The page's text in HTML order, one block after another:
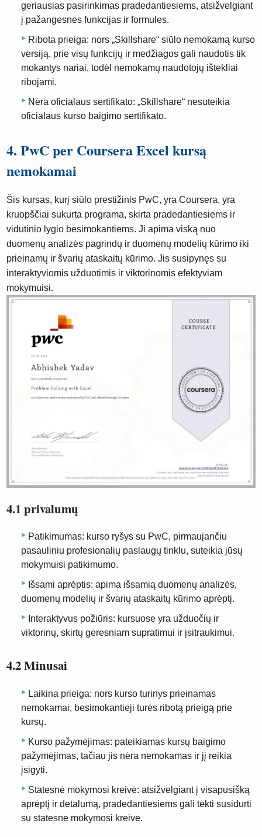
geriausias pasirinkimas pradedantiesiems, atsižvelgiant
į pažangesnes funkcijas ir formules.
Ribota prieiga: nors „Skillshare“ siūlo nemokamą kurso
versiją, prie visų funkcijų ir medžiagos gali naudotis tik
mokantys nariai, todėl nemokamų naudotojų ištekliai
ribojami.
Nėra oficialaus sertifikato: „Skillshare“ nesuteikia
oficialaus kurso baigimo sertifikato.
4. PwC per Coursera Excel kursą
nemokamai
Šis kursas, kurį siūlo prestižinis PwC, yra Coursera, yra
kruopščiai sukurta programa, skirta pradedantiesiems ir
vidutinio lygio besimokantiems. Ji apima viską nuo
duomenų analizės pagrindų ir duomenų modelių kūrimo iki
prieinamų ir švarių ataskaitų kūrimo. Jis susipynęs su
interaktyviomis užduotimis ir viktorinomis efektyviam
mokymuisi.
4.1 privalumų
Patikimumas: kurso ryšys su PwC, pirmaujančiu
pasauliniu profesionalių paslaugų tinklu, suteikia jūsų
mokymuisi patikimumo.
Išsami aprėptis: apima išsamią duomenų analizės,
duomenų modelių ir švarių ataskaitų kūrimo aprėptį.
Interaktyvus požiūris: kursuose yra užduočių ir
viktorinų, skirtų geresniam supratimui ir įsitraukimui.
4.2 Minusai
Laikina prieiga: nors kurso turinys prieinamas
nemokamai, besimokantieji turės ribotą prieigą prie
kursų.
Kurso pažymėjimas: pateikiamas kursų baigimo
pažymėjimas, tačiau jis nėra nemokamas ir jį reikia
įsigyti.
Statesnė mokymosi kreivė: atsižvelgiant į visapusišką
aprėptį ir detalumą, pradedantiesiems gali tekti susidurti
su statesne mokymosi kreive.